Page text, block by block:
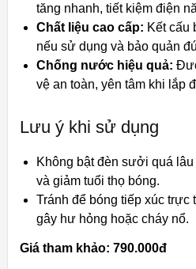
tăng nhanh, tiết kiệm điện
Chất liệu cao cấp: Kết cấu
nếu sử dụng và bảo quản
Chống nước hiệu quả:
vệ an toàn, yên tâm khi lắp
Lưu ý khi sử dụng
Không bật đèn sưởi quá
và giảm tuổi thọ bóng.
Tránh để bóng tiếp xúc
gây hư hỏng hoặc cháy nổ.
Giá tham khảo: 790.000đ